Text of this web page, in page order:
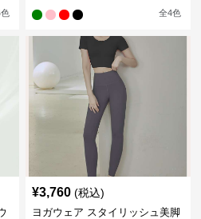
色 全4色
¥3,760 (税込)
ヨガウェア スタイリッシュ美脚